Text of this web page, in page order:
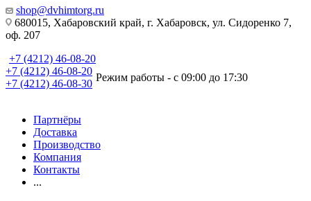
shop@dvhimtorg.ru
680015, Хабаровский край, г. Хабаровск, ул. Сидоренко 7,
оф. 207
+7 (4212) 46-08-20
+7 (4212) 46-08-20
+7 (4212) 46-08-30
Режим работы - с 09:00 до 17:30
Партнёры
Доставка
Производство
Компания
Контакты
...